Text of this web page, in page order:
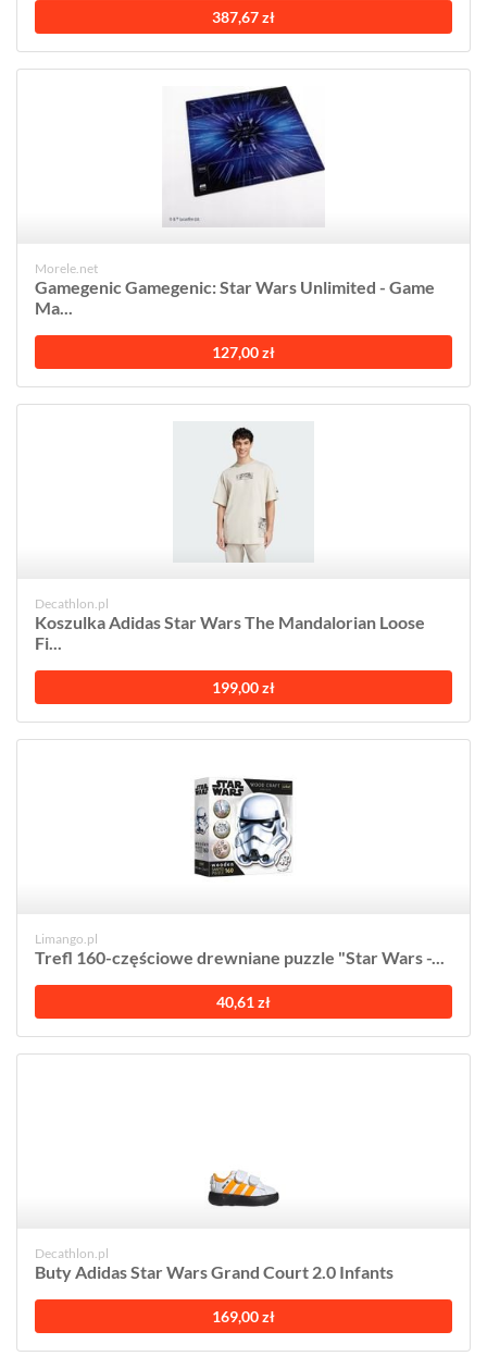
387,67 zł
Morele.net
Gamegenic Gamegenic: Star Wars Unlimited - Game
Ma...
127,00 zł
Decathlon.pl
Koszulka Adidas Star Wars The Mandalorian Loose
Fi...
199,00 zł
Limango.pl
Trefl 160-częściowe drewniane puzzle "Star Wars -...
40,61 zł
Decathlon.pl
Buty Adidas Star Wars Grand Court 2.0 Infants
169,00 zł